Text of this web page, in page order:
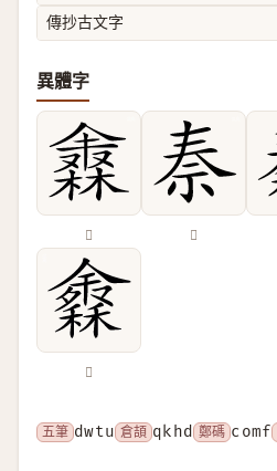
傳抄古文字
異體字
𣜈 𥘿
𥣠
五筆 dwtu 倉頡 qkhd 鄭碼 comf